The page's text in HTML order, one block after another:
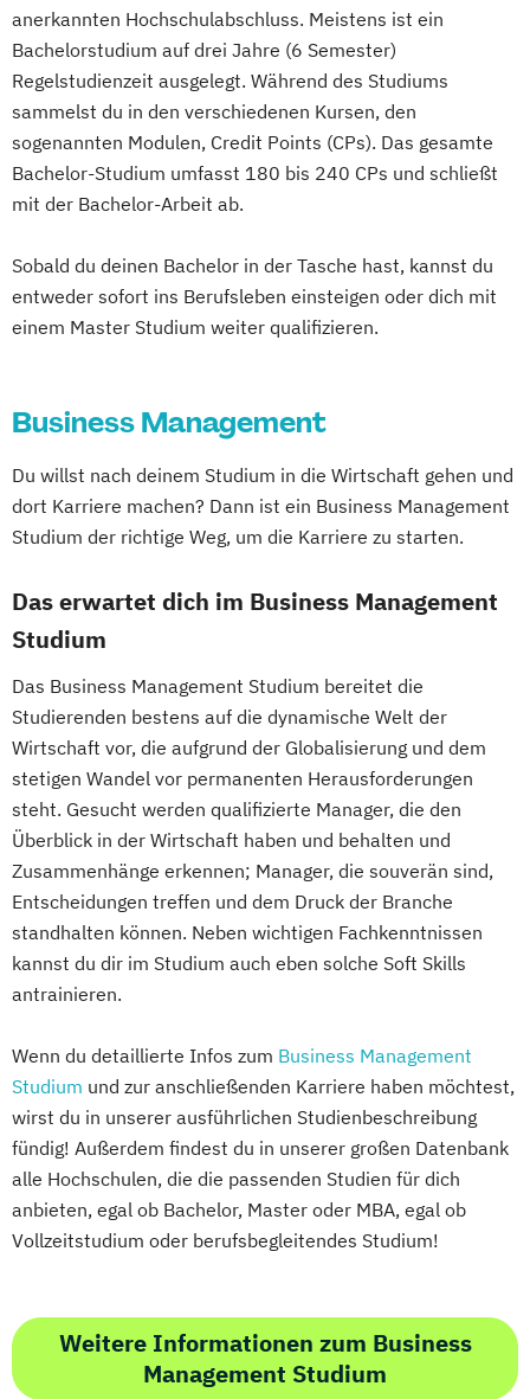
Internationales Marketing
Journalismus und digitale Kommunikation
Kindheitspädagogik
Kindheitspädagogik für Erzieher:innen
Kommunikationsdesign
Kommunikationspsychologie
Logistikmanagement
Logopädie
Machine Learning (EN)
Management (DE/EN) Marketing
Master of Business Administration (DE/EN)
Mechatronik
Mediation und Konfliktmanagement
Medienmanagement
Nachhaltiges Management New Work
Online Marketing
Online Marketing (DE/EN)
Personalentwicklung
Personalmanagement
Personalmanagement (DE/EN)
Pflegemanagement
Pflegepädagogik
Physiotherapie
Product Management (DE/EN)
Produktdesign
Psychologie Public Health
Public Management
Public Management für
Verwaltungsfachangestellte
Public Relations und Kommunikation
Pädagogik
Pädagogik
Bildungsberatung und Leitung
Software Engineering (EN)
Softwareentwicklung (DE/EN)
Mechatronik – Automation
Robotics & AI
Medical & Sports Technologies* (EN)
Medizin-
Gesundheits- und Sporttechnologie
Smart Building Technologies Sozial-
Gesundheits- & Public Management
Sozialpolitik & -management Umwelt-
Verfahrens- & Energietechnik
Unternehmensführung
Professionals
Wirtschaftsingenieurwesen
anerkannten Hochschulabschluss. Meistens ist ein
Bachelorstudium auf drei Jahre (6 Semester)
Regelstudienzeit ausgelegt. Während des Studiums
sammelst du in den verschiedenen Kursen, den
sogenannten Modulen, Credit Points (CPs). Das gesamte
Bachelor-Studium umfasst 180 bis 240 CPs und schließt
mit der Bachelor-Arbeit ab.
Sobald du deinen Bachelor in der Tasche hast, kannst du
entweder sofort ins Berufsleben einsteigen oder dich mit
einem Master Studium weiter qualifizieren.
Business Management
Du willst nach deinem Studium in die Wirtschaft gehen und
dort Karriere machen? Dann ist ein Business Management
Studium der richtige Weg, um die Karriere zu starten.
Das erwartet dich im Business Management
Studium
Das Business Management Studium bereitet die
Studierenden bestens auf die dynamische Welt der
Wirtschaft vor, die aufgrund der Globalisierung und dem
stetigen Wandel vor permanenten Herausforderungen
steht. Gesucht werden qualifizierte Manager, die den
Überblick in der Wirtschaft haben und behalten und
Zusammenhänge erkennen; Manager, die souverän sind,
Entscheidungen treffen und dem Druck der Branche
standhalten können. Neben wichtigen Fachkenntnissen
kannst du dir im Studium auch eben solche Soft Skills
antrainieren.
Wenn du detaillierte Infos zum Business Management
Studium und zur anschließenden Karriere haben möchtest,
wirst du in unserer ausführlichen Studienbeschreibung
fündig! Außerdem findest du in unserer großen Datenbank
alle Hochschulen, die die passenden Studien für dich
anbieten, egal ob Bachelor, Master oder MBA, egal ob
Vollzeitstudium oder berufsbegleitendes Studium!
Weitere Informationen zum Business
Management Studium